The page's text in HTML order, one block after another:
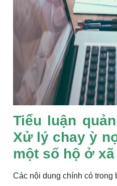
Tiểu luận
Xử lý chay ỳ
một số hộ ở
Các nội dung chính có trong